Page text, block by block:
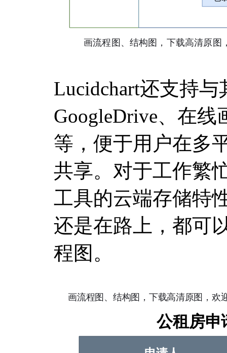
Lucidchart还支持
GoogleDrive、在线
等，便于用户在多
共享。对于工作繁
工具的云端存储特
还是在路上，都可
程图。